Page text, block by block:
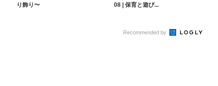
り飾り〜
08 | 保育と遊び...
Recommended by